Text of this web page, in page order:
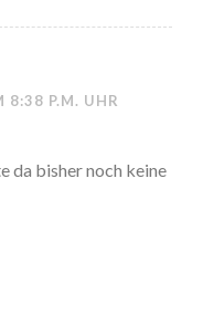
8:38 P.M. UHR
da bisher noch keine